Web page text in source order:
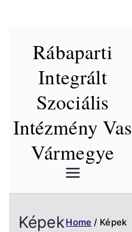
Rábaparti
Integrált
Szociális
Intézmény Vas
Vármegye
KépekHome Képek